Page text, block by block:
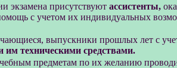
экзамена присутствуют ассистенты,
с учетом их индивидуальных
выпускники прошлых лет с
им техническими средствами.
предметам по их желанию